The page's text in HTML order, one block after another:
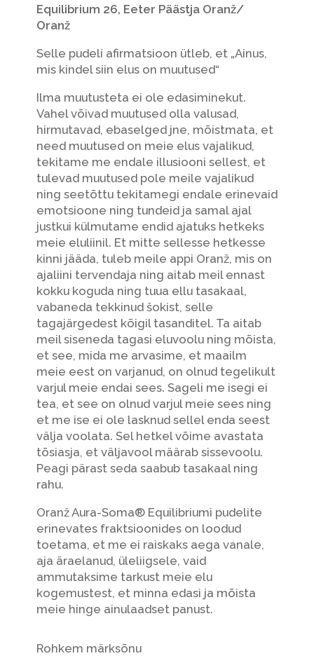
Equilibrium 26, Eeter Päästja Oranž/
Oranž
Selle pudeli afirmatsioon ütleb, et „Ainus,
mis kindel siin elus on muutused“
Ilma muutusteta ei ole edasiminekut.
Vahel võivad muutused olla valusad,
hirmutavad, ebaselged jne, mõistmata, et
need muutused on meie elus vajalikud,
tekitame me endale illusiooni sellest, et
tulevad muutused pole meile vajalikud
ning seetõttu tekitamegi endale erinevaid
emotsioone ning tundeid ja samal ajal
justkui külmutame endid ajatuks hetkeks
meie eluliinil. Et mitte sellesse hetkesse
kinni jääda, tuleb meile appi Oranž, mis on
ajaliini tervendaja ning aitab meil ennast
kokku koguda ning tuua ellu tasakaal,
vabaneda tekkinud šokist, selle
tagajärgedest kõigil tasanditel. Ta aitab
meil siseneda tagasi eluvoolu ning mõista,
et see, mida me arvasime, et maailm
meie eest on varjanud, on olnud tegelikult
varjul meie endai sees. Sageli me isegi ei
tea, et see on olnud varjul meie sees ning
et me ise ei ole lasknud sellel enda seest
välja voolata. Sel hetkel võime avastata
tõsiasja, et väljavool määrab sissevoolu.
Peagi pärast seda saabub tasakaal ning
rahu.
Oranž Aura-Soma® Equilibriumi pudelite
erinevates fraktsioonides on loodud
toetama, et me ei raiskaks aega vanale,
aja äraelanud, üleliigsele, vaid
ammutaksime tarkust meie elu
kogemustest, et minna edasi ja mõista
meie hinge ainulaadset panust.
Rohkem märksõnu